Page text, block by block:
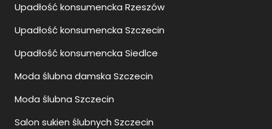
Upadłość konsumencka Rzeszów
Upadłość konsumencka Szczecin
Upadłość konsumencka Siedlce
Moda ślubna damska Szczecin
Moda ślubna Szczecin
Salon sukien ślubnych Szczecin